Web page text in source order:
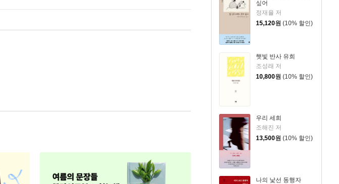
싶어
정재율 저
15,120원 (10% 할인)
햇빛 반사 유희
조성래 저
10,800원 (10% 할인)
우리 세희
조해진 저
13,500원 (10% 할인)
나의 낯선 동행자